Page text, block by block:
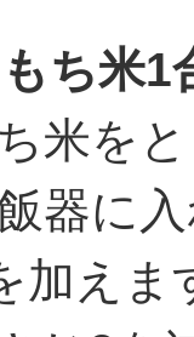
ち米1
米を
器に
加えま